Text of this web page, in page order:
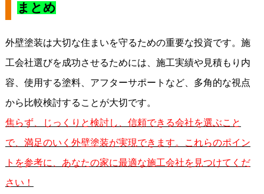
まとめ
外壁塗装は大切な住まいを守るための重要な投資です。施
工会社選びを成功させるためには、施工実績や見積もり内
容、使用する塗料、アフターサポートなど、多角的な視点
から比較検討することが大切です。
焦らず、じっくりと検討し、信頼できる会社を選ぶこと
で、満足のいく外壁塗装が実現できます。これらのポイン
トを参考に、あなたの家に最適な施工会社を見つけてくだ
さい！